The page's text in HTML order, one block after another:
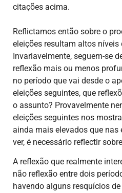
citações acima.
Reflictamos então sobre o
eleições resultam altos níveis
Invariavelmente, seguem-se
reflexão mais ou menos
no período que vai desde o
eleições seguintes, que
o assunto? Provavelmente
eleições seguintes nos
ainda mais elevados que nas
ver, é necessário reflectir
A reflexão que realmente
não reflexão entre dois
havendo alguns resquícios